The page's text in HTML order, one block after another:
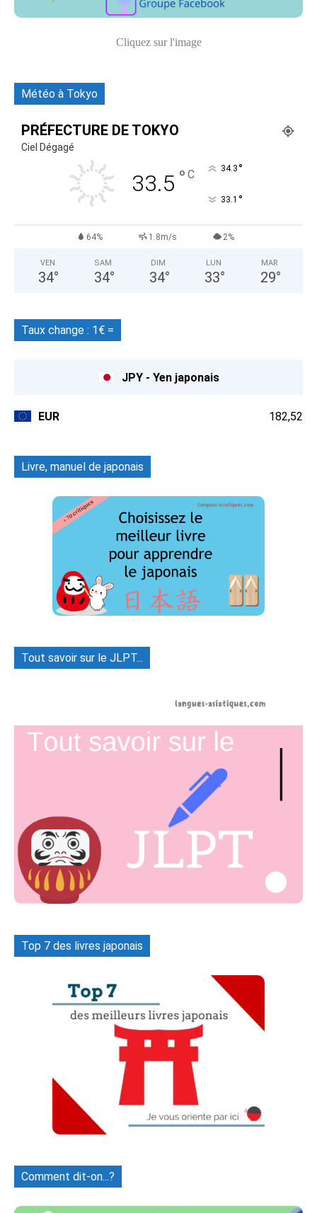
Cliquez sur l'image
Météo à Tokyo
PRÉFECTURE DE TOKYO
Ciel Dégagé
33.5 ° C 34.3 °
33.1 °
64% 1.8m/s 2%
VEN
34°
SAM
34°
DIM
34°
LUN
33°
MAR
29°
Taux change : 1€ =
JPY - Yen japonais
EUR 182,52
Livre, manuel de japonais
Tout savoir sur le JLPT...
Top 7 des livres japonais
Comment dit-on...?